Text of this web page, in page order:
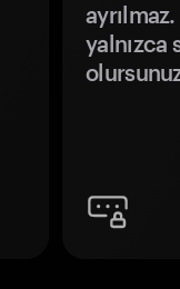
yalnızca